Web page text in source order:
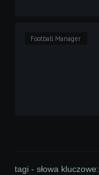
Football Manager
tagi - słowa kluczowe: